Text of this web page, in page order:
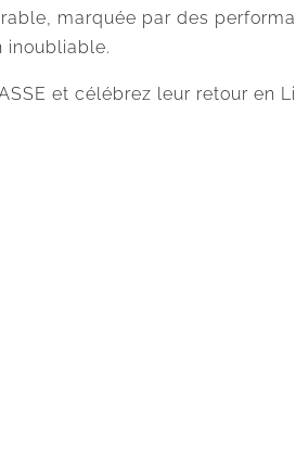
marquée par des
inoubliable.
et célébrez leur retour en